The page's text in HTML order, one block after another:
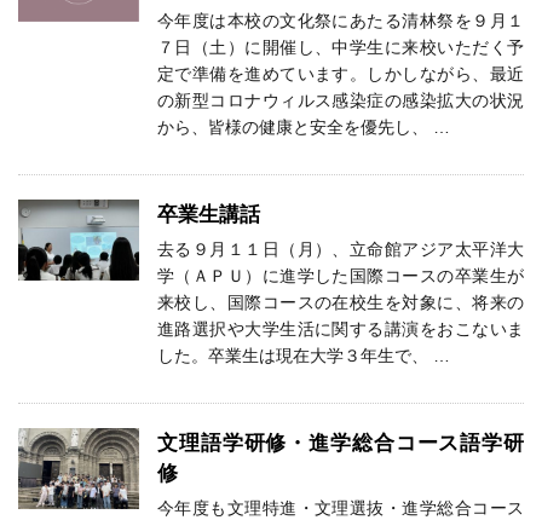
今年度は本校の文化祭にあたる清林祭を９月１
７日（土）に開催し、中学生に来校いただく予
定で準備を進めています。しかしながら、最近
の新型コロナウィルス感染症の感染拡大の状況
から、皆様の健康と安全を優先し、 …
卒業生講話
去る９月１１日（月）、立命館アジア太平洋大
学（ＡＰＵ）に進学した国際コースの卒業生が
来校し、国際コースの在校生を対象に、将来の
進路選択や大学生活に関する講演をおこないま
した。卒業生は現在大学３年生で、 …
文理語学研修・進学総合コース語学研
修
今年度も文理特進・文理選抜・進学総合コース